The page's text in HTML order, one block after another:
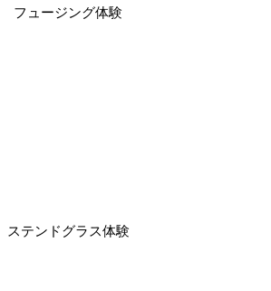
フュージング体験
ステンドグラス体験